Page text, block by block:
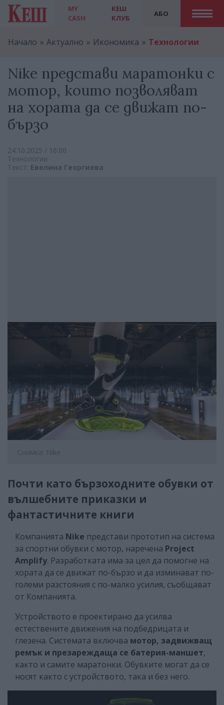
MY
CASH
АБО
КЕШ
КЛУБ
Начало Актуално Икономика Технологии
Nike представи маратонки с
мотор, които позволяват
на хората да се движат по-
бързо
24.10.2025 / 16:00
Технологии
Текст: Евелина Георгиева
Снимка: Nike
Почти като бързоходните обувки от
вълшебните приказки и
фантастичните книги
Компанията Nike представи прототип на система
за спортни обувки с мотор, наречена Project
Amplify. Разработката има за цел да помогне на
хората да се движат по-бързо и да изминават по-
големи разстояния с по-малко усилия, съобщават
от Компанията.
Устройството е проектирано да усилва
естествените движения на подбедрицата и
глезена. Системата включва мотор, задвижващ
ремък и презареждаща се батерия-маншет,
както и самите маратонки. Обувките могат да се
носят както с устройството, така и без него.